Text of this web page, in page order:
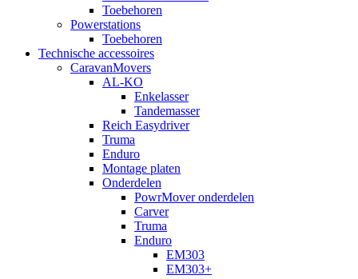
Toebehoren
Powerstations
Toebehoren
Technische accessoires
CaravanMovers
AL-KO
Enkelasser
Tandemasser
Reich Easydriver
Truma
Enduro
Montage platen
Onderdelen
PowrMover onderdelen
Carver
Truma
Enduro
EM303
EM303+